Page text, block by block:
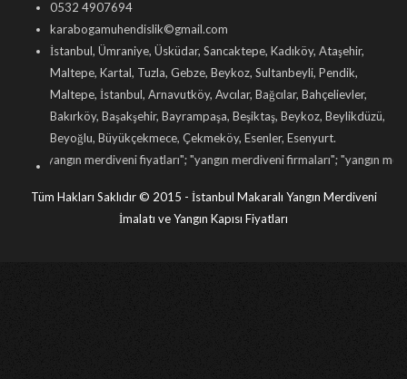
0532 4907694
karabogamuhendislik©gmail.com
İstanbul, Ümraniye, Üsküdar, Sancaktepe, Kadıköy, Ataşehir,
Maltepe, Kartal, Tuzla, Gebze, Beykoz, Sultanbeyli, Pendik,
Maltepe, İstanbul, Arnavutköy, Avcılar, Bağcılar, Bahçelievler,
Bakırköy, Başakşehir, Bayrampaşa, Beşiktaş, Beykoz, Beylikdüzü,
Beyoğlu, Büyükçekmece, Çekmeköy, Esenler, Esenyurt.
merdiveni fiyatları"; "yangın merdiveni firmaları"; "yangın merdiveni
Tüm Hakları Saklıdır © 2015 - İstanbul Makaralı Yangın Merdiveni
İmalatı ve Yangın Kapısı Fiyatları